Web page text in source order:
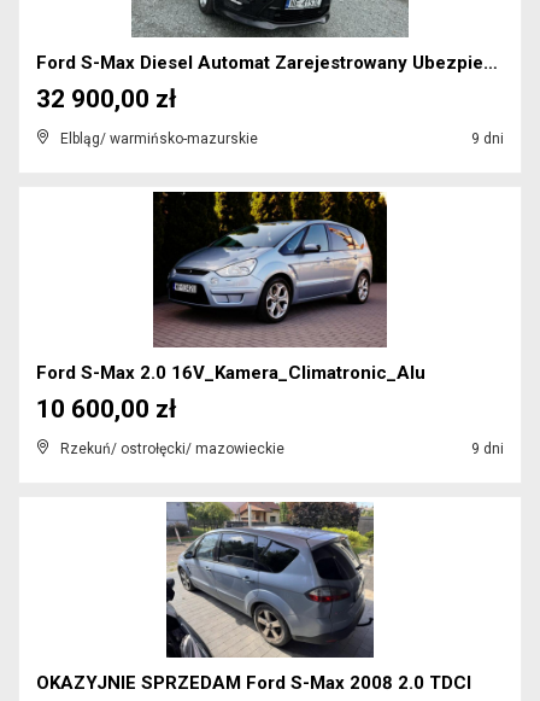
Ford S-Max Diesel Automat Zarejestrowany Ubezpiecz...
Elbląg/ warmińsko-mazurskie 9 dni
32 900,00 zł
Ford S-Max 2.0 16V_Kamera_Climatronic_Alu
Rzekuń/ ostrołęcki/ mazowieckie 9 dni
10 600,00 zł
OKAZYJNIE SPRZEDAM Ford S-Max 2008 2.0 TDCI